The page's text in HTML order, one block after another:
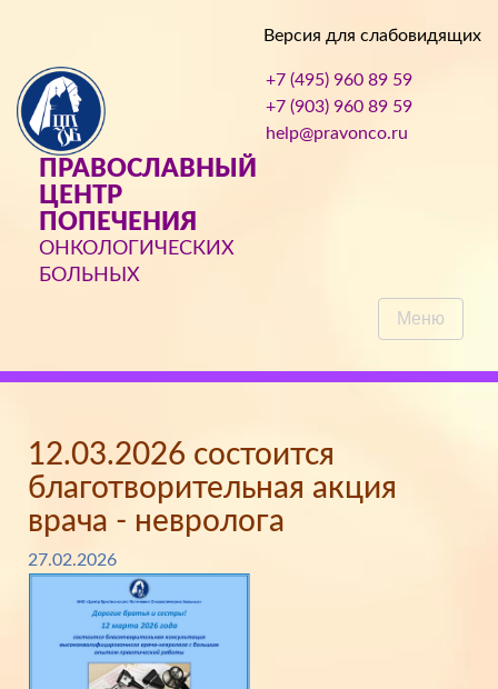
Версия для слабовидящих
ПРАВОСЛАВНЫЙ
ЦЕНТР
ПОПЕЧЕНИЯ
ОНКОЛОГИЧЕСКИХ
БОЛЬНЫХ
+7 (495) 960 89 59
+7 (903) 960 89 59
help@pravonco.ru
Меню
12.03.2026 состоится
благотворительная акция
врача - невролога
27.02.2026